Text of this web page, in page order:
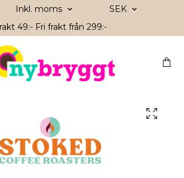
Inkl. moms
SEK
49:- Fri frakt från 299:-